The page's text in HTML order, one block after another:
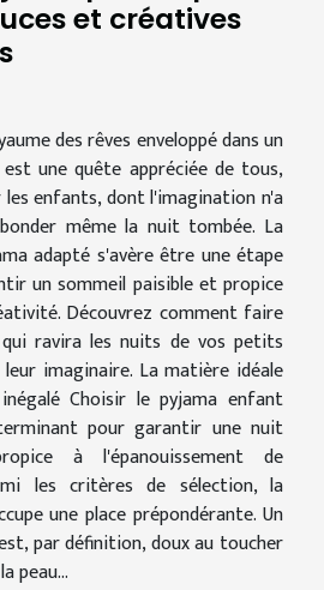
et créatives
des rêves enveloppé dans un
une quête appréciée de tous,
enfants, dont l'imagination n'a
même la nuit tombée. La
adapté s'avère être une étape
un sommeil paisible et propice
Découvrez comment faire
ravira les nuits de vos petits
imaginaire. La matière idéale
Choisir le pyjama enfant
pour garantir une nuit
à l'épanouissement de
les critères de sélection, la
une place prépondérante. Un
par définition, doux au toucher
peau...